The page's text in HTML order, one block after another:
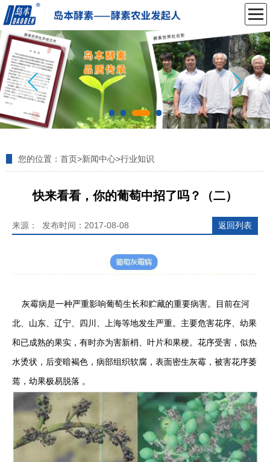
您的位置： 首页>新闻中心>行业知识
快来看看，你的葡萄中招了吗？（二）
来源： 发布时间：2017-08-08 返回列表
灰霉病是一种严重影响葡萄生长和贮藏的重要病害。目前在河
北、山东、辽宁、四川、上海等地发生严重。主要危害花序、幼果
和已成熟的果实，有时亦为害新梢、叶片和果梗。花序受害，似热
水烫状，后变暗褐色，病部组织软腐，表面密生灰霉，被害花序萎
蔫，幼果极易脱落 。